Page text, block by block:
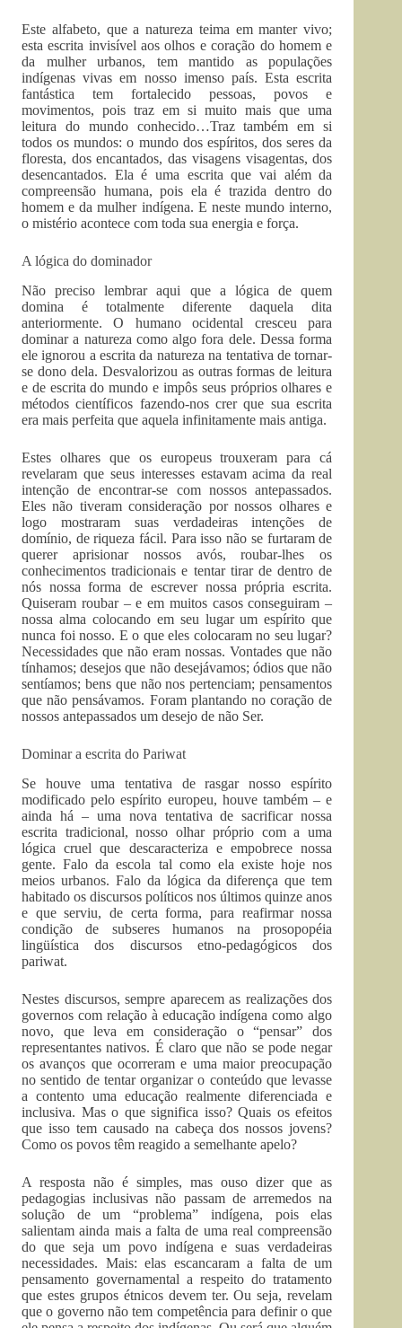
Este alfabeto, que a natureza teima em manter vivo;
esta escrita invisível aos olhos e coração do homem e
da mulher urbanos, tem mantido as populações
indígenas vivas em nosso imenso país. Esta escrita
fantástica tem fortalecido pessoas, povos e
movimentos, pois traz em si muito mais que uma
leitura do mundo conhecido…Traz também em si
todos os mundos: o mundo dos espíritos, dos seres da
floresta, dos encantados, das visagens visagentas, dos
desencantados. Ela é uma escrita que vai além da
compreensão humana, pois ela é trazida dentro do
homem e da mulher indígena. E neste mundo interno,
o mistério acontece com toda sua energia e força.
A lógica do dominador
Não preciso lembrar aqui que a lógica de quem
domina é totalmente diferente daquela dita
anteriormente. O humano ocidental cresceu para
dominar a natureza como algo fora dele. Dessa forma
ele ignorou a escrita da natureza na tentativa de tornar-
se dono dela. Desvalorizou as outras formas de leitura
e de escrita do mundo e impôs seus próprios olhares e
métodos científicos fazendo-nos crer que sua escrita
era mais perfeita que aquela infinitamente mais antiga.
Estes olhares que os europeus trouxeram para cá
revelaram que seus interesses estavam acima da real
intenção de encontrar-se com nossos antepassados.
Eles não tiveram consideração por nossos olhares e
logo mostraram suas verdadeiras intenções de
domínio, de riqueza fácil. Para isso não se furtaram de
querer aprisionar nossos avós, roubar-lhes os
conhecimentos tradicionais e tentar tirar de dentro de
nós nossa forma de escrever nossa própria escrita.
Quiseram roubar – e em muitos casos conseguiram –
nossa alma colocando em seu lugar um espírito que
nunca foi nosso. E o que eles colocaram no seu lugar?
Necessidades que não eram nossas. Vontades que não
tínhamos; desejos que não desejávamos; ódios que não
sentíamos; bens que não nos pertenciam; pensamentos
que não pensávamos. Foram plantando no coração de
nossos antepassados um desejo de não Ser.
Dominar a escrita do Pariwat
Se houve uma tentativa de rasgar nosso espírito
modificado pelo espírito europeu, houve também – e
ainda há – uma nova tentativa de sacrificar nossa
escrita tradicional, nosso olhar próprio com a uma
lógica cruel que descaracteriza e empobrece nossa
gente. Falo da escola tal como ela existe hoje nos
meios urbanos. Falo da lógica da diferença que tem
habitado os discursos políticos nos últimos quinze anos
e que serviu, de certa forma, para reafirmar nossa
condição de subseres humanos na prosopopéia
lingüística dos discursos etno-pedagógicos dos
pariwat.
Nestes discursos, sempre aparecem as realizações dos
governos com relação à educação indígena como algo
novo, que leva em consideração o “pensar” dos
representantes nativos. É claro que não se pode negar
os avanços que ocorreram e uma maior preocupação
no sentido de tentar organizar o conteúdo que levasse
a contento uma educação realmente diferenciada e
inclusiva. Mas o que significa isso? Quais os efeitos
que isso tem causado na cabeça dos nossos jovens?
Como os povos têm reagido a semelhante apelo?
A resposta não é simples, mas ouso dizer que as
pedagogias inclusivas não passam de arremedos na
solução de um “problema” indígena, pois elas
salientam ainda mais a falta de uma real compreensão
do que seja um povo indígena e suas verdadeiras
necessidades. Mais: elas escancaram a falta de um
pensamento governamental a respeito do tratamento
que estes grupos étnicos devem ter. Ou seja, revelam
que o governo não tem competência para definir o que